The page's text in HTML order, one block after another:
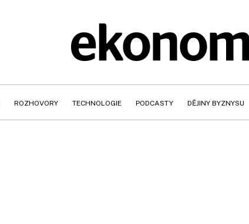
ROZHOVORY TECHNOLOGIE PODCASTY DĚJINY BYZNYSU